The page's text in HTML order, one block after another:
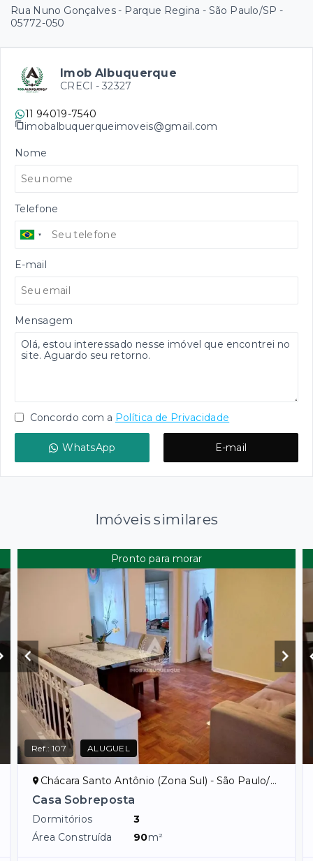
Rua Nuno Gonçalves - Parque Regina - São Paulo/SP -
05772-050
Imob Albuquerque
CRECI - 32327
11 94019-7540
imobalbuquerqueimoveis@gmail.com
Nome
Telefone
E-mail
Mensagem
Concordo com a Política de Privacidade
WhatsApp E-mail
Imóveis similares
Pronto para morar
Ref.:107 ALUGUEL
Chácara Santo Antônio (Zona Sul) - São Paulo/SP
Casa Sobreposta
Dormitórios
3
Área Construída
90m²